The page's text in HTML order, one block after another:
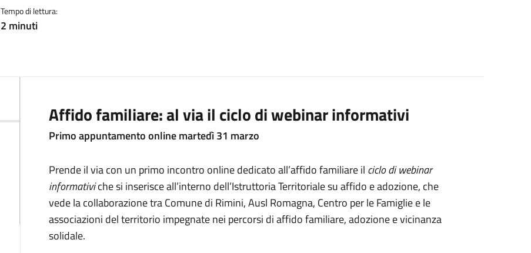
Tempo di lettura:
2 minuti
Descrizione
Affido familiare: al via il ciclo di webinar informativi
Primo appuntamento online martedì 31 marzo
Prende il via con un primo incontro online dedicato all’affido familiare il ciclo di webinar
informativiche si inserisce all’interno dell’Istruttoria Territoriale su affido e adozione, che
vede la collaborazione tra Comune di Rimini, Ausl Romagna, Centro per le Famiglie e le
associazioni del territorio impegnate nei percorsi di affido familiare, adozione e vicinanza
solidale.